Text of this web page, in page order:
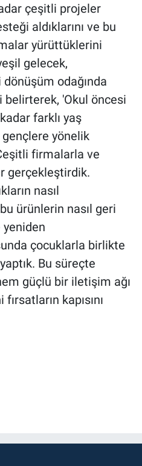
çeşitli projeler
aldıklarını ve bu
yürüttüklerini
gelecek,
odağında
'Okul öncesi
farklı yaş
yönelik
firmalarla ve
gerçekleştirdik.
nasıl
ürünlerin nasıl geri
çocuklarla birlikte
Bu süreçte
güçlü bir iletişim ağı
kapısını